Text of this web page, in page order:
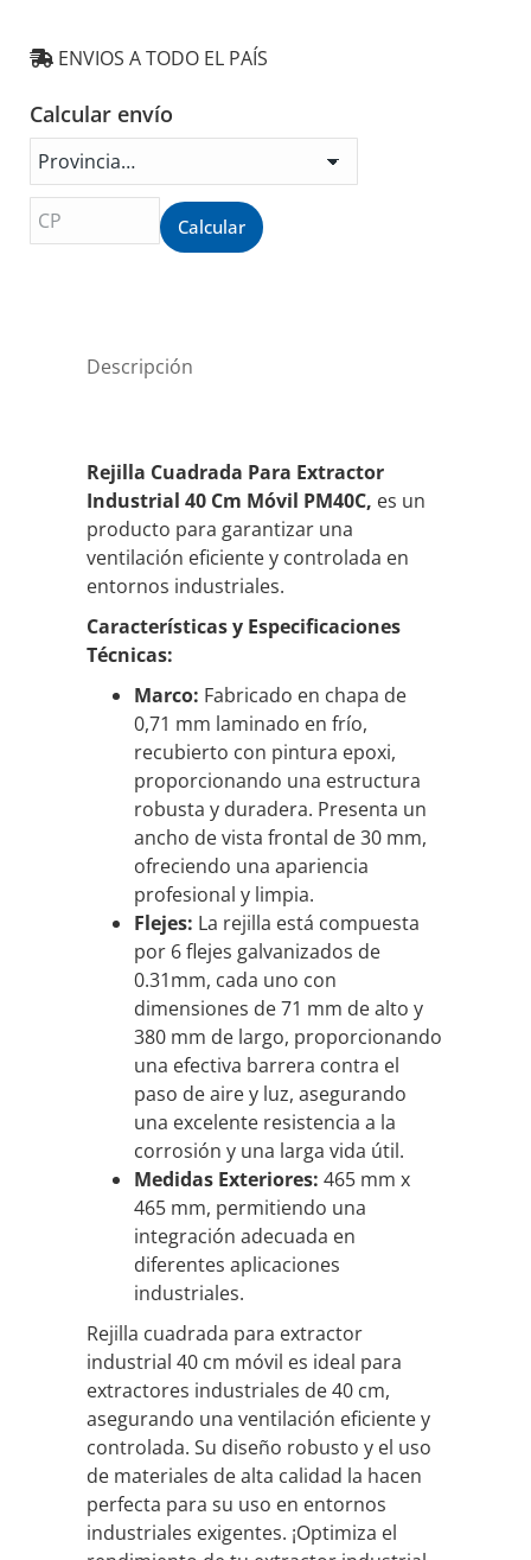
Extractor
Industrial
Cm
Móvil
PM40C
cantidad
ENVIOS A TODO EL PAÍS
Calcular envío
Calcular
Descripción
Rejilla Cuadrada Para Extractor
Industrial 40 Cm Móvil PM40C, es un
producto para garantizar una
ventilación eficiente y controlada en
entornos industriales.
Características y Especificaciones
Técnicas:
Marco: Fabricado en chapa de
0,71 mm laminado en frío,
recubierto con pintura epoxi,
proporcionando una estructura
robusta y duradera. Presenta un
ancho de vista frontal de 30 mm,
ofreciendo una apariencia
profesional y limpia.
Flejes: La rejilla está compuesta
por 6 flejes galvanizados de
0.31mm, cada uno con
dimensiones de 71 mm de alto y
380 mm de largo, proporcionando
una efectiva barrera contra el
paso de aire y luz, asegurando
una excelente resistencia a la
corrosión y una larga vida útil.
Medidas Exteriores: 465 mm x
465 mm, permitiendo una
integración adecuada en
diferentes aplicaciones
industriales.
Rejilla cuadrada para extractor
industrial 40 cm móvil es ideal para
extractores industriales de 40 cm,
asegurando una ventilación eficiente y
controlada. Su diseño robusto y el uso
de materiales de alta calidad la hacen
perfecta para su uso en entornos
industriales exigentes. ¡Optimiza el